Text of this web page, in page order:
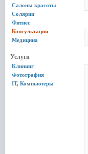
Салоны красоты
Солярии
Фитнес
Консультации
Медицина
Услуги
Клининг
Фотография
IT, Компьютеры